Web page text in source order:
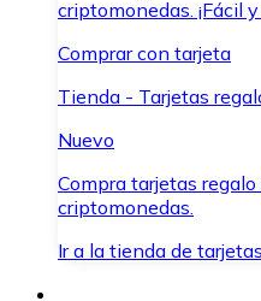
criptomonedas. ¡Fácil
Comprar con tarjeta
Tienda - Tarjetas
Nuevo
Compra tarjetas
criptomonedas.
Ir a la tienda de